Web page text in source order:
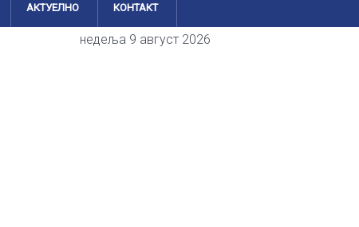
АКТУЕЛНО КОНТАКТ
недеља 9 август 2026